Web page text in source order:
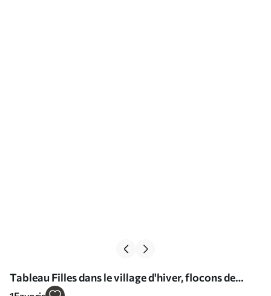
Tableau Filles dans le village d'hiver, flocons de